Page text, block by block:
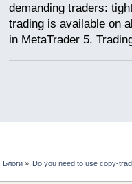
demanding traders:
trading is available on
in MetaTrader 5.
Блоги» Do you need to use copy-